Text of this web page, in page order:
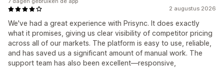
2 augustus 2026
We've had a great experience with Prisync. It does exactly
what it promises, giving us clear visibility of competitor pricing
across all of our markets. The platform is easy to use, reliable,
and has saved us a significant amount of manual work. The
support team has also been excellent—responsive,